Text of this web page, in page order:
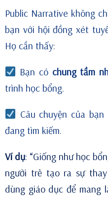
Public Narrative không
bạn với hội đồng xét
Họ cần thấy:
Bạn có chung tầm
trình học bổng.
Câu chuyện của bạn
đang tìm kiếm.
Ví dụ: “Giống như học
người trẻ tạo ra sự
dùng giáo dục để mang